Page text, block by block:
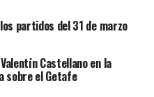
una noche muy
gran explicación de una
y deberá reaccionar
partidos del 31 de marzo
Castellano en la
sobre el Getafe